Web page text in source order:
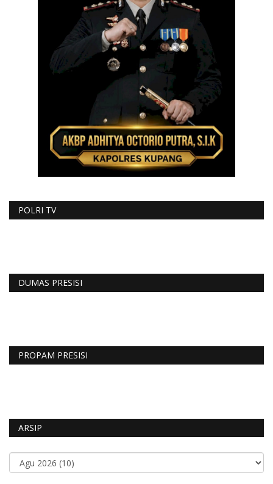
POLRI TV
DUMAS PRESISI
PROPAM PRESISI
ARSIP